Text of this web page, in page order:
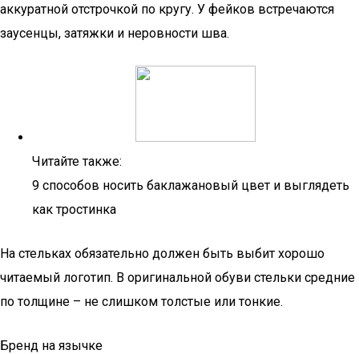
аккуратной отстрочкой по кругу. У фейков встречаются
заусенцы, затяжки и неровности шва.
Читайте также:
9 способов носить баклажановый цвет и выглядеть
как тростинка
На стельках обязательно должен быть выбит хорошо
читаемый логотип. В оригинальной обуви стельки средние
по толщине – не слишком толстые или тонкие.
Бренд на язычке